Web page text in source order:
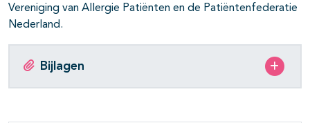
Vereniging van Allergie Patiënten en de Patiëntenfederatie
Nederland.
Bijlagen